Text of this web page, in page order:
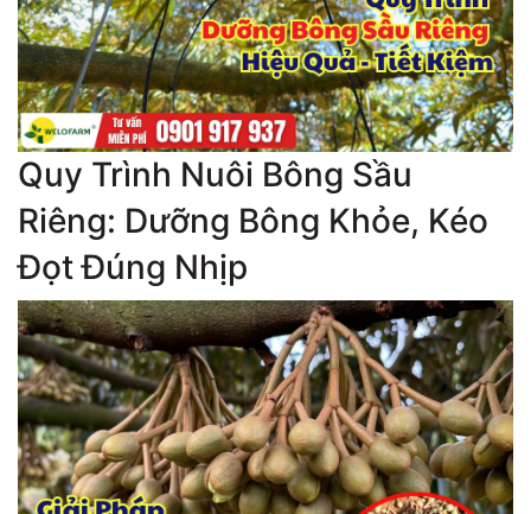
Quy Trình Nuôi Bông Sầu
Riêng: Dưỡng Bông Khỏe, Kéo
Đọt Đúng Nhịp